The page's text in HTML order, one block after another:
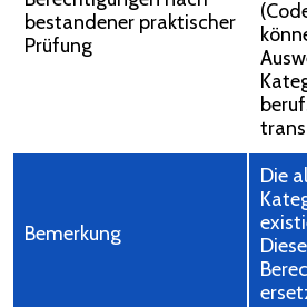
bestandener praktischer
Prüfung
Bemerkung
Die